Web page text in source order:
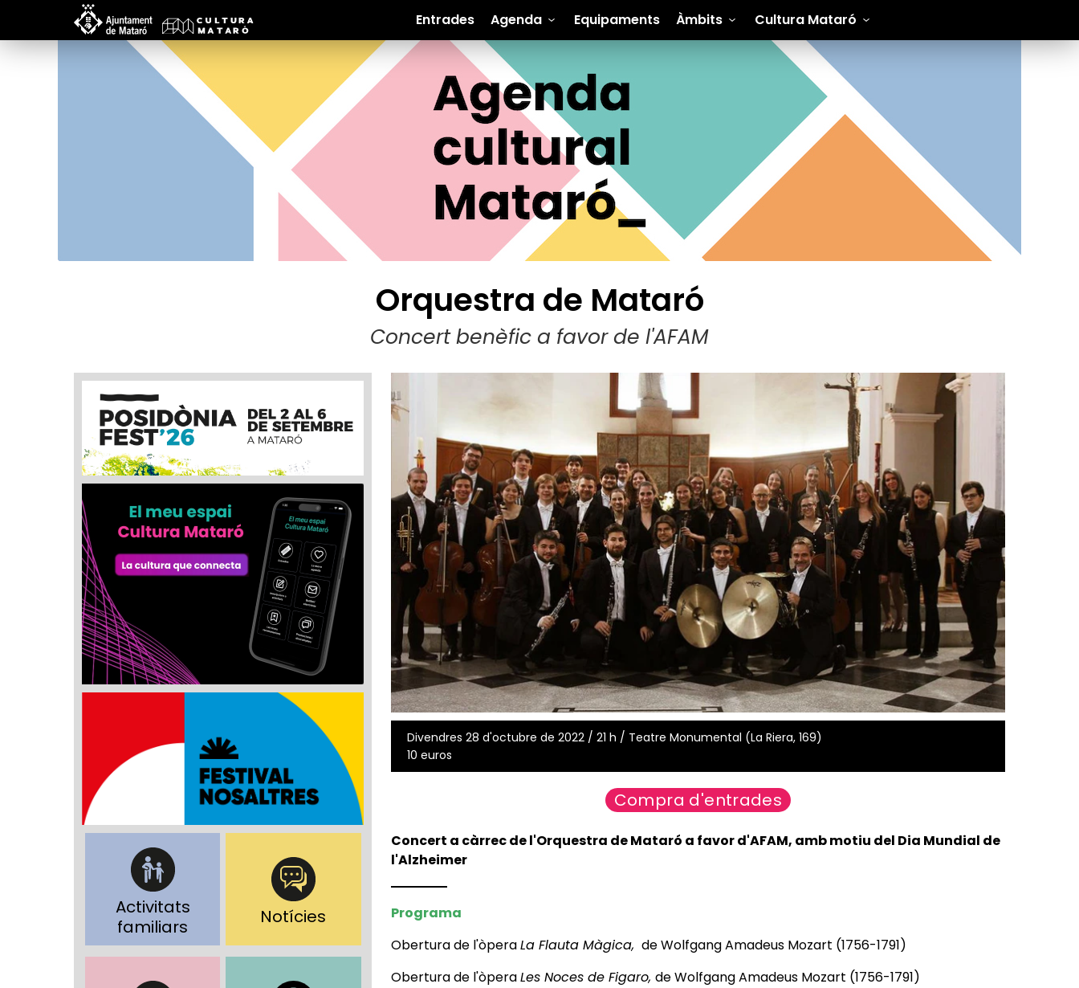
Entrades Agenda Equipaments Àmbits Cultura Mataró
Orquestra de Mataró
Concert benèfic a favor de l'AFAM
Activitats
familiars
Notícies
Divendres 28 d'octubre de 2022 / 21 h / Teatre Monumental (La Riera, 169)
10 euros
Compra d'entrades
Concert a càrrec de l'Orquestra de Mataró a favor d'AFAM, amb motiu del Dia Mundial de
l'Alzheimer
Programa
Obertura de l'òperaLa Flauta Màgica, de Wolfgang Amadeus Mozart (1756-1791)
Obertura de l'òperaLes Noces de Figaro, de Wolfgang Amadeus Mozart (1756-1791)